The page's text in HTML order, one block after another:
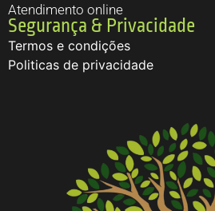
Atendimento online
Segurança & Privacidade
Termos e condições
Politicas de privacidade